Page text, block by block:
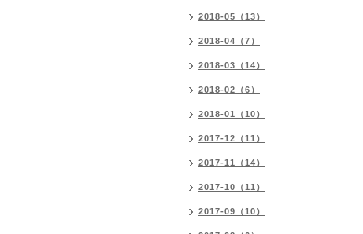
2018-05（13）
2018-04（7）
2018-03（14）
2018-02（6）
2018-01（10）
2017-12（11）
2017-11（14）
2017-10（11）
2017-09（10）